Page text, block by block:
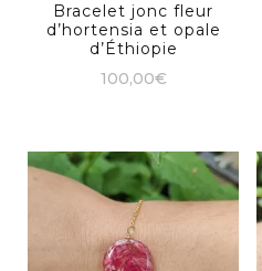
Bracelet jonc fleur
d’hortensia et opale
d’Éthiopie
100,00€